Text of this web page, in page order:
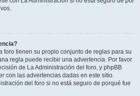
foro tienen su propio conjunto de reglas para su
regla puede recibir una advertencia. Por favor
de La Administración del foro, y phpBB
con las advertencias dadas en este sitio.
del foro si no está seguro de porqué fue